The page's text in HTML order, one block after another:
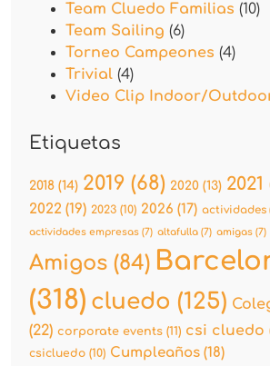
Team Cluedo Familias (10)
Team Sailing (6)
Torneo Campeones (4)
Trivial (4)
Video Clip Indoor/
Etiquetas
2018 (14) 2019 (68) 2020 (13) 2021
2022 (19) 2023 (10) 2026 (17) actividades
actividades empresas (7) altafulla (7) amigas (7)
Amigos (84)
(318) cluedo (125)
(22) corporate events (11) csi cluedo
csicluedo (10) Cumpleaños (18)